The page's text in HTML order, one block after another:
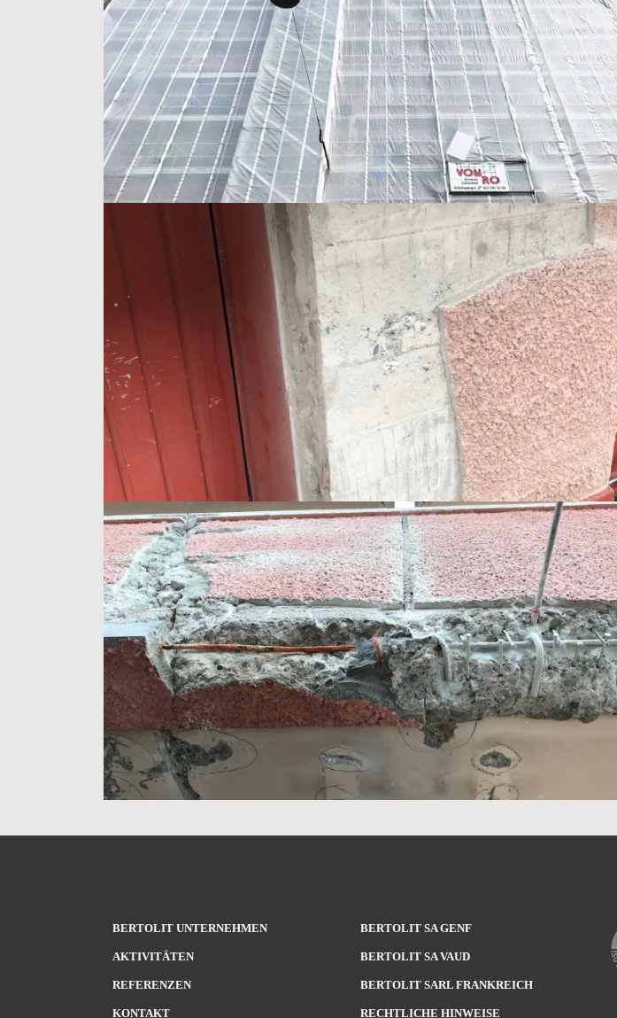
BERTOLIT UNTERNEHMEN
AKTIVITÄTEN
REFERENZEN
KONTAKT
BERTOLIT SA GENF
BERTOLIT SA VAUD
BERTOLIT SARL FRANKREICH
RECHTLICHE HINWEISE